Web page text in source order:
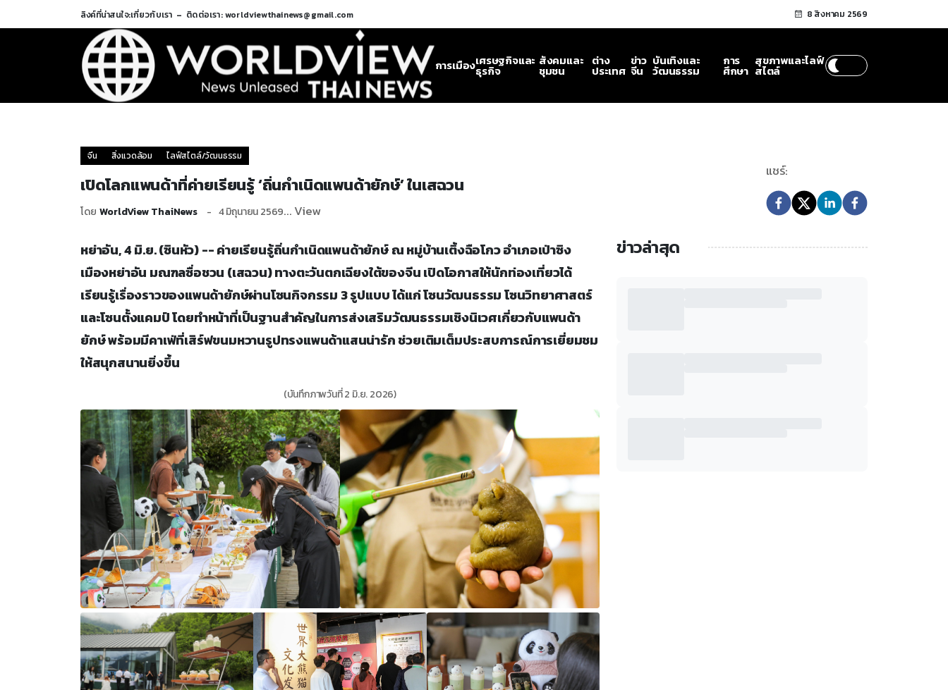
ลิงค์ที่น่าสนใจ:เกี่ยวกับเรา ติดต่อเรา: worldviewthainews@gmail.com 8 สิงหาคม 2569
การเมืองเศรษฐกิจและ
ธุรกิจ
สังคมและ
ชุมชน
ต่าง
ประเทศ
ข่าว
จีน
บันเทิงและ
วัฒนธรรม
การ
ศึกษา
สุขภาพและไลฟ์
สไตล์
จีน สิ่งแวดล้อม ไลฟ์สไตล์/วัฒนธรรม
เปิดโลกแพนด้าที่ค่ายเรียนรู้ ‘ถิ่นกำเนิดแพนด้ายักษ์’ ในเสฉวน
โดย WorldView ThaiNews 4 มิถุนายน 2569... View
แชร์:
หย่าอัน, 4 มิ.ย. (ซินหัว) -- ค่ายเรียนรู้ถิ่นกำเนิดแพนด้ายักษ์ ณ หมู่บ้านเติ้งฉือโกว อำเภอเป่าซิง
เมืองหย่าอัน มณฑลซื่อชวน (เสฉวน) ทางตะวันตกเฉียงใต้ของจีน เปิดโอกาสให้นักท่องเที่ยวได้
เรียนรู้เรื่องราวของแพนด้ายักษ์ผ่านโซนกิจกรรม 3 รูปแบบ ได้แก่ โซนวัฒนธรรม โซนวิทยาศาสตร์
และโซนตั้งแคมป์ โดยทำหน้าที่เป็นฐานสำคัญในการส่งเสริมวัฒนธรรมเชิงนิเวศเกี่ยวกับแพนด้า
ยักษ์ พร้อมมีคาเฟ่ที่เสิร์ฟขนมหวานรูปทรงแพนด้าแสนน่ารัก ช่วยเติมเต็มประสบการณ์การเยี่ยมชม
ให้สนุกสนานยิ่งขึ้น
(บันทึกภาพวันที่ 2 มิ.ย. 2026)
ข่าวล่าสุด